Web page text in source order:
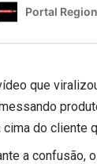
que
cima do cliente
a confusão,